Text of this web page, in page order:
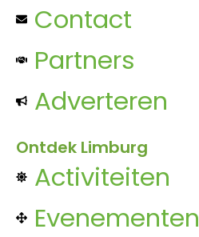
Contact
Partners
Adverteren
Ontdek Limburg
Activiteiten
Evenementen